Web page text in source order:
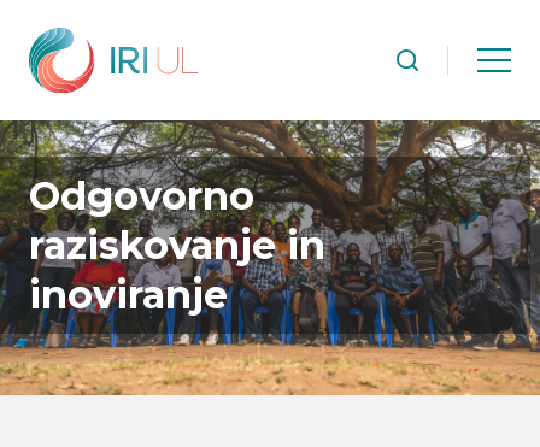
Odgovorno
raziskovanje in
inoviranje